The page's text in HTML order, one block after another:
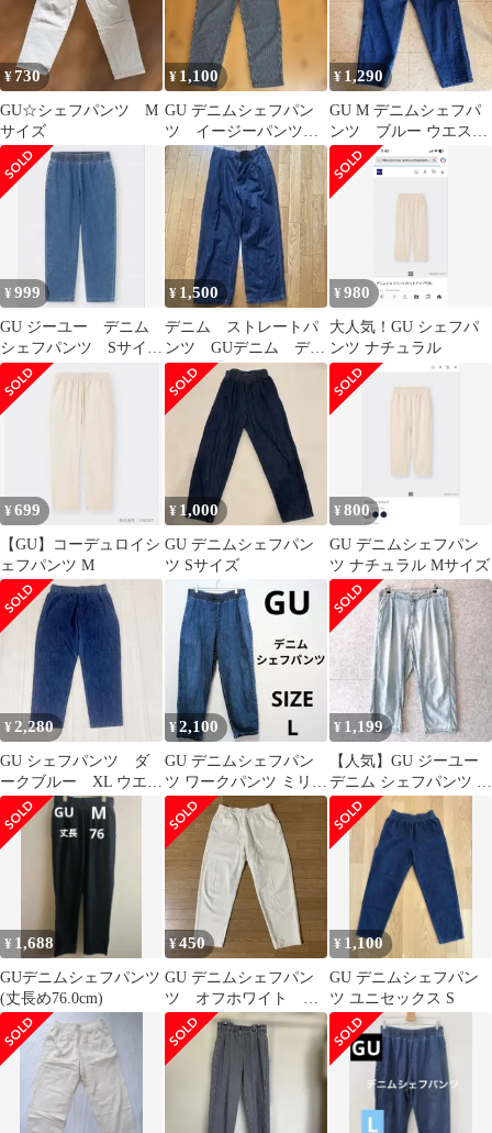
¥730
GU☆シェフパンツ M
サイズ
¥ 1,100
GU デニムシェフパン
ツ イージーパンツ
ヒッコリー柄 メンズS
サイズ
¥ 1,290
GU M デニムシェフパ
ンツ ブルー ウエスト
ゴム調節紐
¥999
GU ジーユー デニム
シェフパンツ Sサイ
ズ 丈標準67.0～
71.0cm
¥ 1,500
デニム ストレートパ
ンツ GUデニム デニ
ムシェフパンツ
¥980
大人気！GU シェフパ
ンツ ナチュラル
¥699
【GU】コーデュロイシ
ェフパンツ M
¥ 1,000
GU デニムシェフパン
ツ Sサイズ
¥800
GU デニムシェフパン
ツ ナチュラル Mサイズ
¥2,280
GU シェフパンツ ダ
ークブルー XL ウエス
トゴム ワイド ゆっ
たり
¥2,100
GU デニムシェフパン
ツ ワークパンツ ミリタ
リーテイスト ゆったり
シルエット
¥ 1,199
【人気】GU ジーユー
デニム シェフパンツ イ
ージーパンツ XL大き
いサイズ
¥ 1,688
GUデニムシェフパンツ
(丈長め76.0cm)
¥450
GU デニムシェフパン
ツ オフホワイト メ
ンズM
¥ 1,100
GU デニムシェフパン
ツ ユニセックス S